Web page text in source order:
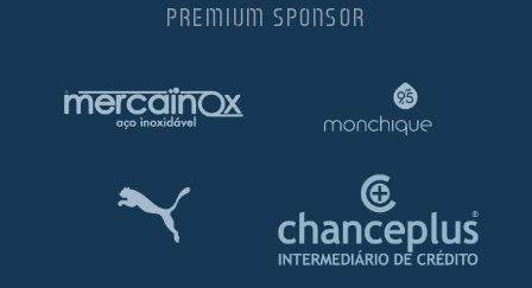
PREMIUM SPONSOR